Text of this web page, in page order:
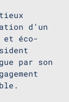
d’un
et éco-
par son